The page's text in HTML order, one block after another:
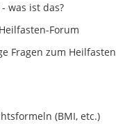
was ist das?
Heilfasten-Forum
Fragen zum Heilfasten
(BMI, etc.)